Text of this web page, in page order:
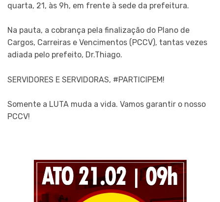
quarta, 21, às 9h, em frente à sede da prefeitura.
Na pauta, a cobrança pela finalização do Plano de
Cargos, Carreiras e Vencimentos (PCCV), tantas vezes
adiada pelo prefeito, Dr.Thiago.
SERVIDORES E SERVIDORAS, #PARTICIPEM!
Somente a LUTA muda a vida. Vamos garantir o nosso
PCCV!